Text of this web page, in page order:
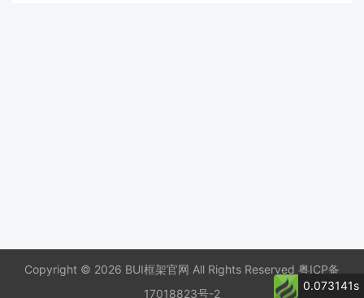
Copyright © 2026 BUI框架官网 All Rights Reserved 粤ICP备
17018823号-2
0.073141s